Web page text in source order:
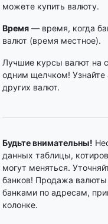
можете купить валюту.
Время — время, когда
валют (время местное).
Лучшие курсы валют на
одним щелчком! Узнайте
других валют.
Будьте внимательны!
данных таблицы,
могут меняться.
банков! Продажа валюты
банками по адресам,
колонке.